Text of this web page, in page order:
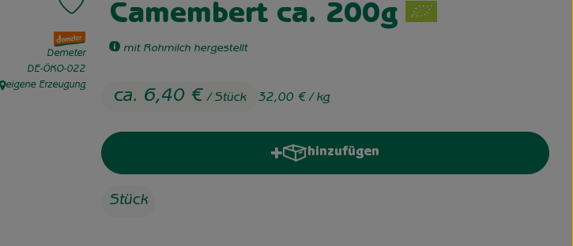
Camembert ca. 200g
mit Rohmilch hergestellt
ca. 6,40 €/ Stück 32,00 €/ kg
Produkt zu Favouriten hinzufügen
, Verband:
Demeter
, Kontrollstelle:
DE-ÖKO-022
, Herkunft:
eigene Erzeugung
hinzufügen
Produkt zum Warenkorb hinzufügen
Stück